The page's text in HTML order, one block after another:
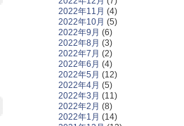
2022年11月 (4)
2022年10月 (5)
2022年9月 (6)
2022年8月 (3)
2022年7月 (2)
2022年6月 (4)
2022年5月 (12)
2022年4月 (5)
2022年3月 (11)
2022年2月 (8)
2022年1月 (14)